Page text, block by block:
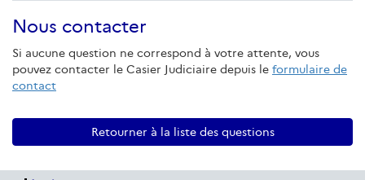
Nous contacter
Si aucune question ne correspond à votre attente, vous
pouvez contacter le Casier Judiciaire depuis le formulaire de
contact
Retourner à la liste des questions